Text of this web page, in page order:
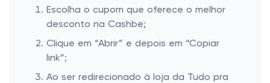
Escolha o cupom que oferece o melhor
desconto na Cashbe;
Clique em “Abrir” e depois em “Copiar
link”;
Ao ser redirecionado à loja da Tudo pra